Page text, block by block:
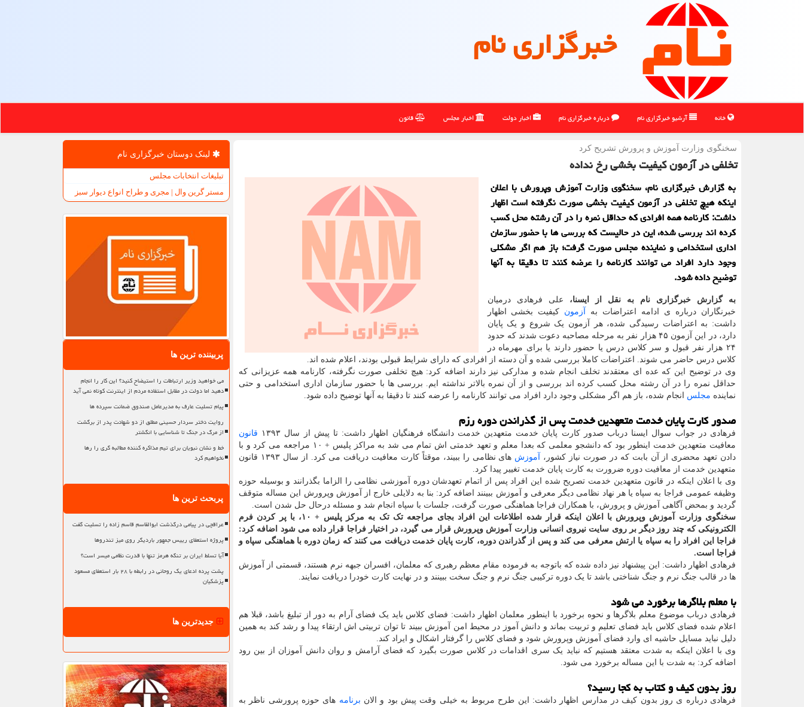
خبرگزاری نام
خانه آرشیو خبرگزاری نام درباره خبرگزاری نام اخبار دولت اخبار مجلس قانون
سخنگوی وزارت آموزش و پرورش تشریح كرد
تخلفی در آزمون کیفیت بخشی رخ نداده
به گزارش خبرگزاری نام، سخنگوی وزارت آموزش وپرورش با اعلان
اینکه هیچ تخلفی در آزمون کیفیت بخشی صورت نگرفته است اظهار
داشت: کارنامه همه افرادی که حداقل نمره را در آن رشته محل کسب
کرده اند بررسی شده، این در حالیست که بررسی ها با حضور سازمان
اداری استخدامی و نماینده مجلس صورت گرفت؛ باز هم اگر مشکلی
وجود دارد افراد می توانند کارنامه را عرضه کنند تا دقیقا به آنها
توضیح داده شود.
به گزارش خبرگزاری نام به نقل از ایسنا، علی فرهادی درمیان
خبرنگاران درباره ی ادامه اعتراضات به
آزمون کیفیت بخشی اظهار
داشت: به اعتراضات رسیدگی شده، هر آزمون یک شروع و یک پایان
دارد، در این آزمون ۴۵ هزار نفر به مرحله مصاحبه دعوت شدند که حدود
۲۴ هزار نفر قبول و سر کلاس درس یا حضور دارند یا برای مهرماه در
کلاس درس حاضر می شوند. اعتراضات کاملا بررسی شده و آن دسته از افرادی که دارای شرایط قبولی بودند، اعلام شده اند.
وی در توضیح این که عده ای معتقدند تخلف انجام شده و مدارکی نیز دارند اضافه کرد: هیچ تخلفی صورت نگرفته، کارنامه همه عزیزانی که
حداقل نمره را در آن رشته محل کسب کرده اند بررسی و از آن نمره بالاتر نداشته ایم. بررسی ها با حضور سازمان اداری استخدامی و حتی
نماینده مجلس انجام شده، باز هم اگر مشکلی وجود دارد افراد می توانند کارنامه را عرضه کنند تا دقیقا به آنها توضیح داده شود.
صدور کارت پایان خدمت متعهدین خدمت پس از گذراندن دوره رزم
فرهادی در جواب سوال ایسنا درباب صدور کارت پایان خدمت متعهدین خدمت دانشگاه فرهنگیان اظهار داشت: تا پیش از سال ۱۳۹۳
قانون
معافیت متعهدین خدمت اینطور بود که دانشجو معلمی که بعدا معلم و تعهد خدمتی اش تمام می شد به مراکز پلیس + ۱۰ مراجعه می کرد و با
دادن تعهد محضری از آن بابت که در صورت نیاز کشور،
آموزش
های نظامی را ببیند، موقتاً کارت معافیت دریافت می کرد. از سال ۱۳۹۳ قانون
متعهدین خدمت از معافیت دوره ضرورت به کارت پایان خدمت تغییر پیدا کرد.
وی با اعلان اینکه در قانون متعهدین خدمت تصریح شده این افراد پس از اتمام تعهدشان دوره آموزشی نظامی را الزاما بگذرانند و بوسیله حوزه
وظیفه عمومی فراجا به سپاه یا هر نهاد نظامی دیگر معرفی و آموزش ببینند اضافه کرد: بنا به دلایلی خارج از آموزش وپرورش این مساله متوقف
گردید و بمحض آگاهی آموزش و پرورش، با همکاران فراجا هماهنگی صورت گرفت، جلسات با سپاه انجام شد و مسئله درحال حل شدن است.
سخنگوی وزارت آموزش وپرورش با اعلان اینکه قرار شده اطلاعات این افراد بجای مراجعه تک تک به مرکز پلیس + ۱۰، با پر کردن فرم
الکترونیکی که چند روز دیگر بر روی سایت نیروی انسانی وزارت آموزش وپرورش قرار می گیرد، در اختیار فراجا قرار داده می شود اضافه کرد:
فراجا این افراد را به سپاه یا ارتش معرفی می کند و پس از گذراندن دوره، کارت پایان خدمت دریافت می کنند که زمان دوره با هماهنگی سپاه و
فراجا است.
فرهادی اظهار داشت: این پیشنهاد نیز داده شده که باتوجه به فرموده مقام معظم رهبری که معلمان، افسران جبهه نرم هستند، قسمتی از آموزش
ها در قالب جنگ نرم و جنگ شناختی باشد تا یک دوره ترکیبی جنگ نرم و جنگ سخت ببینند و در نهایت کارت خودرا دریافت نمایند.
با معلم بلاگرها برخورد می شود
فرهادی درباب موضوع معلم بلاگرها و نحوه برخورد با اینطور معلمان اظهار داشت: فضای کلاس باید یک فضای آرام به دور از تبلیغ باشد، قبلا هم
اعلام شده فضای کلاس باید فضای تعلیم و تربیت بماند و دانش آموز در محیط امن آموزش ببیند تا توان تربیتی اش ارتقاء پیدا و رشد کند به همین
دلیل نباید مسایل حاشیه ای وارد فضای آموزش وپرورش شود و فضای کلاس را گرفتار اشکال و ایراد کند.
وی با اعلان اینکه به شدت معتقد هستیم که نباید یک سری اقدامات در کلاس صورت بگیرد که فضای آرامش و روان دانش آموزان از بین رود
اضافه کرد: به شدت با این مساله برخورد می شود.
روز بدون کیف و کتاب به کجا رسید؟
فرهادی درباره ی روز بدون کیف در مدارس اظهار داشت: این طرح مربوط به خیلی وقت پیش بود و الان برنامه های حوزه پرورشی ناظر به
لینک دوستان خبرگزاری نام
تبلیغات انتخابات مجلس
مستر گرین وال | مجری و طراح انواع دیوار سبز
پربیننده ترین ها
می خواهید وزیر ارتباطات را استیضاح کنید؟ این کار را انجام
دهید اما دولت در مقابل استفاده مردم از اینترنت کوتاه نمی آید
پیام تسلیت عارف به مدیرعامل صندوق ضمانت سپرده ها
روایت دختر سردار حسینی مطلق از دو شهادت پدر از برگشت
از مرگ در جنگ تا شناسایی با انگشتر
خط و نشان نبویان برای تیم مذاکره کننده مطالبه گری را رها
نخواهیم کرد
پربحث ترین ها
عراقچی در پیامی درگذشت ابوالقاسم قاسم زاده را تسلیت گفت
پروژه استعفای رییس جمهور باردیگر روی میز تندروها
آیا تسلط ایران بر تنگه هرمز تنها با قدرت نظامی میسر است؟
پشت پرده ادعای یک روحانی در رابطه با ۲۸ بار استعفای مسعود
پزشکیان
جدیدترین ها